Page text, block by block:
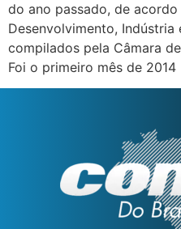
do ano passado, de
Desenvolvimento,
compilados pela Câmara
Foi o primeiro mês de